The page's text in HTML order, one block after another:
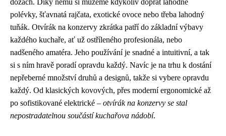
dózách. Díky němu si můžeme kdykoliv dopřát lahodné
polévky, šťavnatá rajčata, exotické ovoce nebo třeba lahodný
tuňák. Otvírák na konzervy zkrátka patří do základní výbavy
každého kuchaře, ať už ostříleného profesionála, nebo
nadšeného amatéra. Jeho používání je snadné a intuitivní, a tak
si s ním hravě poradí opravdu každý. Navíc je na trhu k dostání
nepřeberné množství druhů a designů, takže si vybere opravdu
každý. Od klasických kovových, přes moderní ergonomické až
po sofistikované elektrické – otvírák na konzervy se stal
nepostradatelnou součástí kuchařova nádobí.